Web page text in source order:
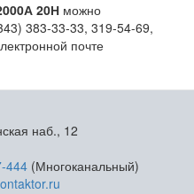
20Н можно
383-33-33, 319-54-69,
почте
наб., 12
444(Многоканальный)